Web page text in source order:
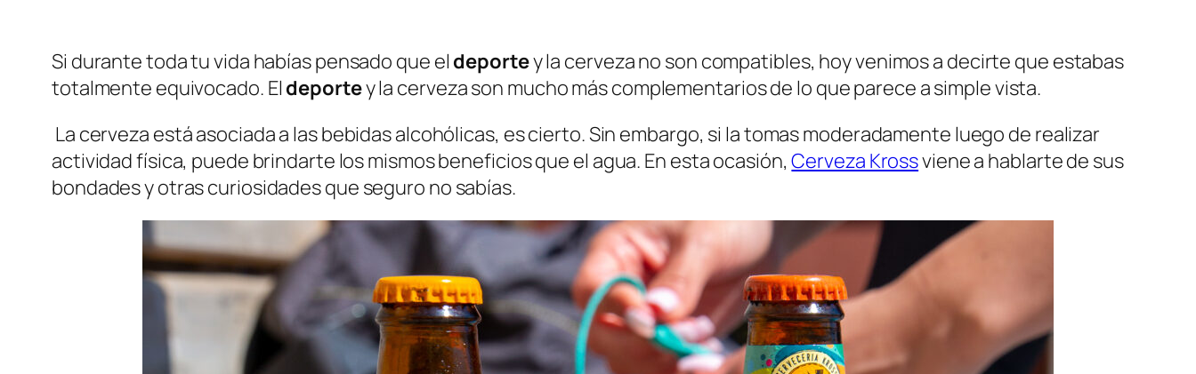
Si durante toda tu vida habías pensado que el deportey la cervezano son compatibles, hoy venimos a decirte que estabas
totalmente equivocado. El deportey la cerveza son mucho más complementarios de lo que parece a simple vista.
La cerveza está asociada a las bebidas alcohólicas, es cierto. Sin embargo, si la tomas moderadamente luego de realizar
actividad física, puede brindarte los mismos beneficios que el agua. En esta ocasión,Cerveza Krossviene a hablarte de sus
bondades y otras curiosidades que seguro no sabías.